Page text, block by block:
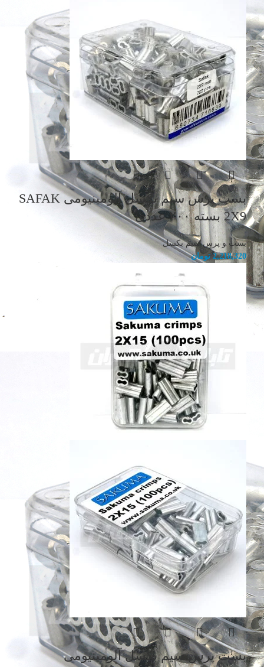
بست پرس سیم بکسل آلومینیومی SAFAK
2X9 بسته ۲۰۰ عددی
بست و پرس سیم بکسل
2,218,320 تومان
بست پرس سیم بکسل آلومینیومی